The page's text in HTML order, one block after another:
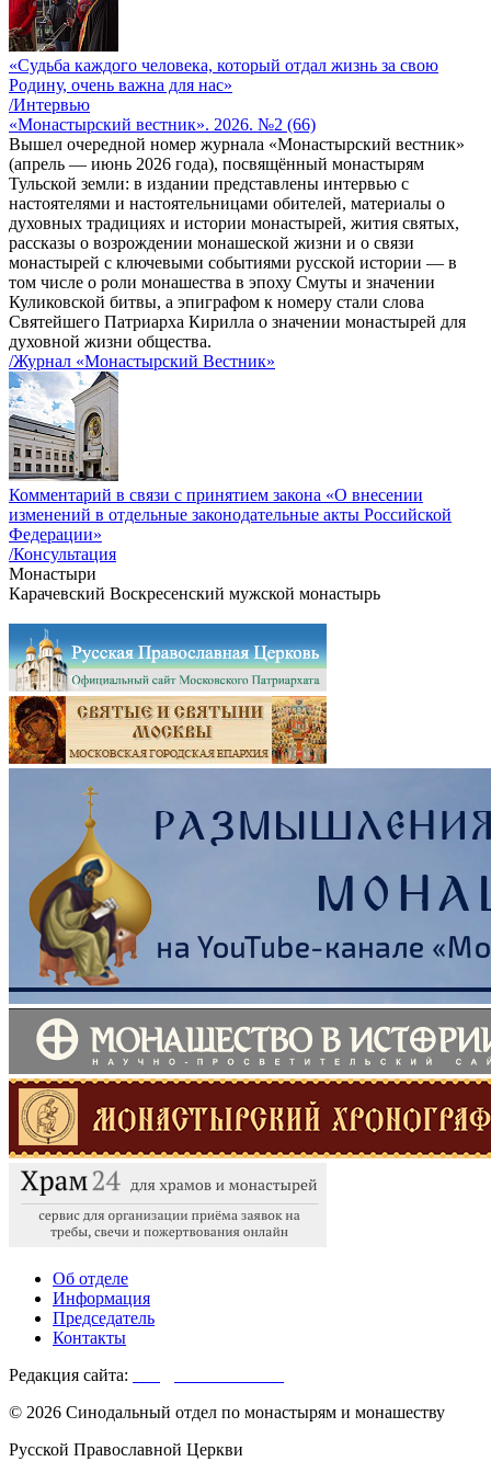
«Судьба каждого человека, который отдал жизнь за свою
Родину, очень важна для нас»
/Интервью
«Монастырский вестник». 2026. №2 (66)
Вышел очередной номер журнала «Монастырский вестник»
(апрель — июнь 2026 года), посвящённый монастырям
Тульской земли: в издании представлены интервью с
настоятелями и настоятельницами обителей, материалы о
духовных традициях и истории монастырей, жития святых,
рассказы о возрождении монашеской жизни и о связи
монастырей с ключевыми событиями русской истории — в
том числе о роли монашества в эпоху Смуты и значении
Куликовской битвы, а эпиграфом к номеру стали слова
Святейшего Патриарха Кирилла о значении монастырей для
духовной жизни общества.
/Журнал «Монастырский Вестник»
Комментарий в связи с принятием закона «О внесении
изменений в отдельные законодательные акты Российской
Федерации»
/Консультация
Монастыри
Карачевский Воскресенский мужской монастырь
Об отделе
Информация
Председатель
Контакты
Редакция сайта:
© 2026 Синодальный отдел по монастырям и монашеству
Русской Православной Церкви